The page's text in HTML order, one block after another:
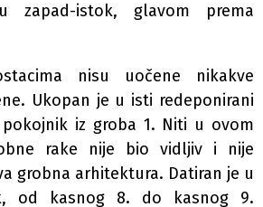
zapad-istok, glavom prema
nisu uočene nikakve
Ukopan je u isti redeponirani
iz groba 1. Niti u ovom
rake nije bio vidljiv i nije
grobna arhitektura. Datiran je u
od kasnog 8. do kasnog 9.